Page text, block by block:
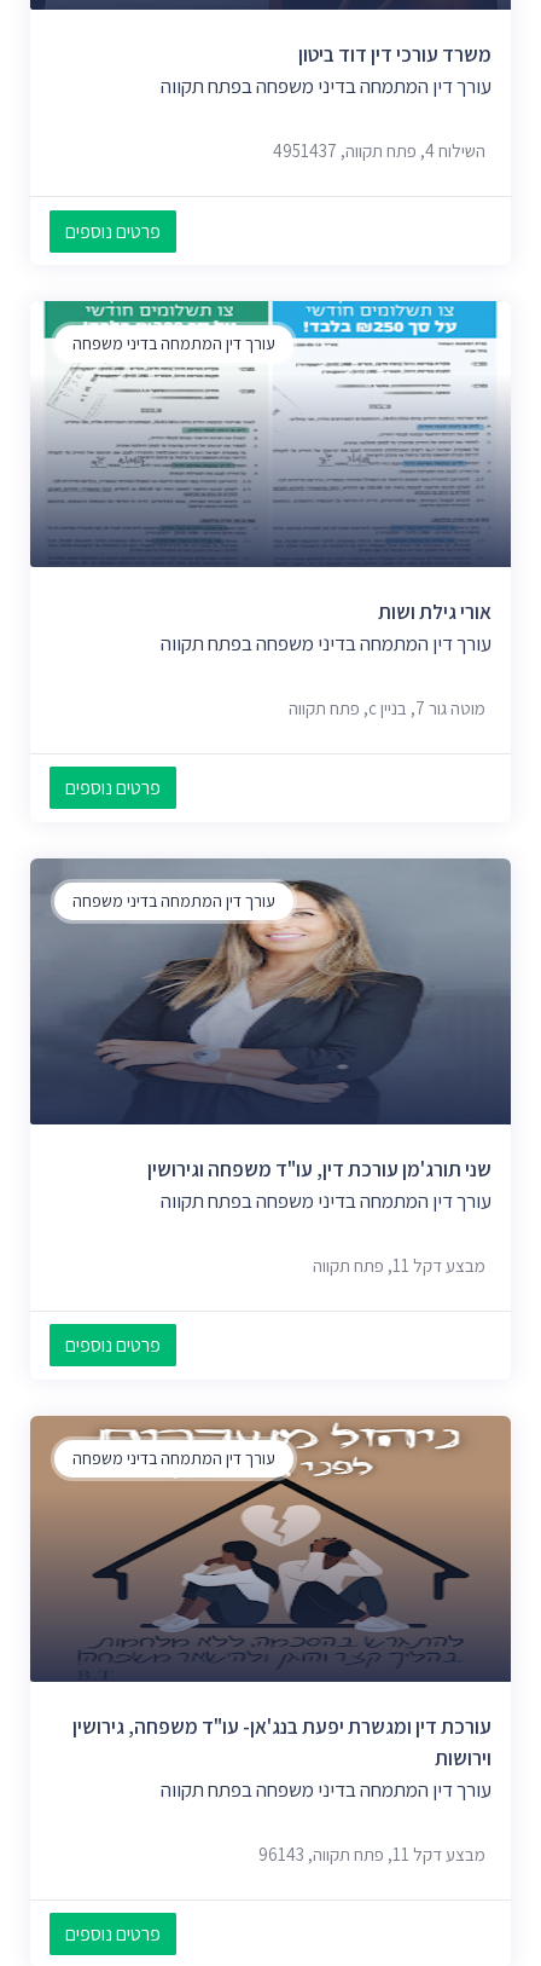
משרד עורכי דין דוד ביטון
עורך דין המתמחה בדיני משפחה בפתח תקווה
השילוח 4, פתח תקווה, 4951437
פרטים נוספים
עורך דין המתמחה בדיני משפחה
אורי גילת ושות
עורך דין המתמחה בדיני משפחה בפתח תקווה
מוטה גור 7, בניין c, פתח תקווה
פרטים נוספים
עורך דין המתמחה בדיני משפחה
שני תורג'מן עורכת דין, עו"ד משפחה וגירושין
עורך דין המתמחה בדיני משפחה בפתח תקווה
מבצע דקל 11, פתח תקווה
פרטים נוספים
עורך דין המתמחה בדיני משפחה
עורכת דין ומגשרת יפעת בנג'אן- עו"ד משפחה, גירושין
וירושות
עורך דין המתמחה בדיני משפחה בפתח תקווה
מבצע דקל 11, פתח תקווה, 96143
פרטים נוספים